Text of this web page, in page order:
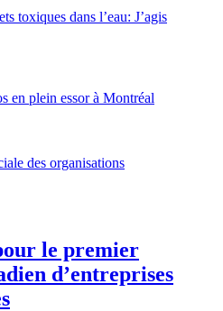
toxiques dans l’eau: J’agis
en plein essor à Montréal
des organisations
le premier
d’entreprises